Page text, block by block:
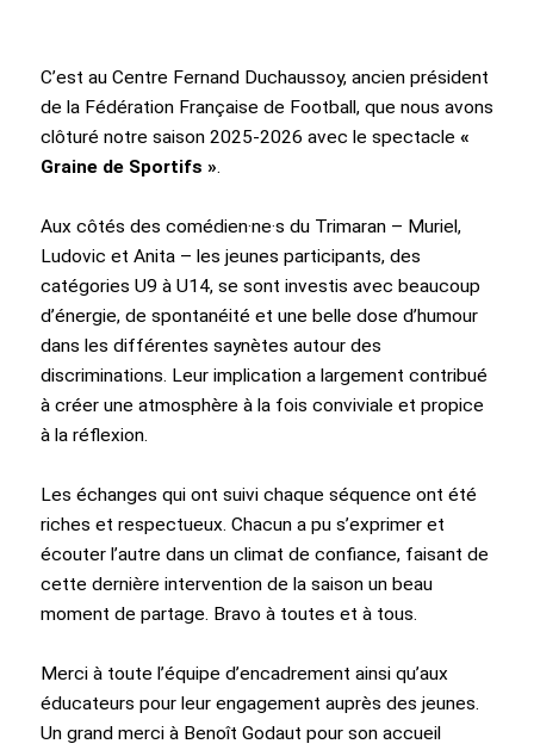
C’est au Centre Fernand Duchaussoy, ancien président
de la Fédération Française de Football, que nous avons
clôturé notre saison 2025-2026 avec le spectacle «
Graine de Sportifs ».
Aux côtés des comédien·ne·s du Trimaran – Muriel,
Ludovic et Anita – les jeunes participants, des
catégories U9 à U14, se sont investis avec beaucoup
d’énergie, de spontanéité et une belle dose d’humour
dans les différentes saynètes autour des
discriminations. Leur implication a largement contribué
à créer une atmosphère à la fois conviviale et propice
à la réflexion.
Les échanges qui ont suivi chaque séquence ont été
riches et respectueux. Chacun a pu s’exprimer et
écouter l’autre dans un climat de confiance, faisant de
cette dernière intervention de la saison un beau
moment de partage. Bravo à toutes et à tous.
Merci à toute l’équipe d’encadrement ainsi qu’aux
éducateurs pour leur engagement auprès des jeunes.
Un grand merci à Benoît Godaut pour son accueil